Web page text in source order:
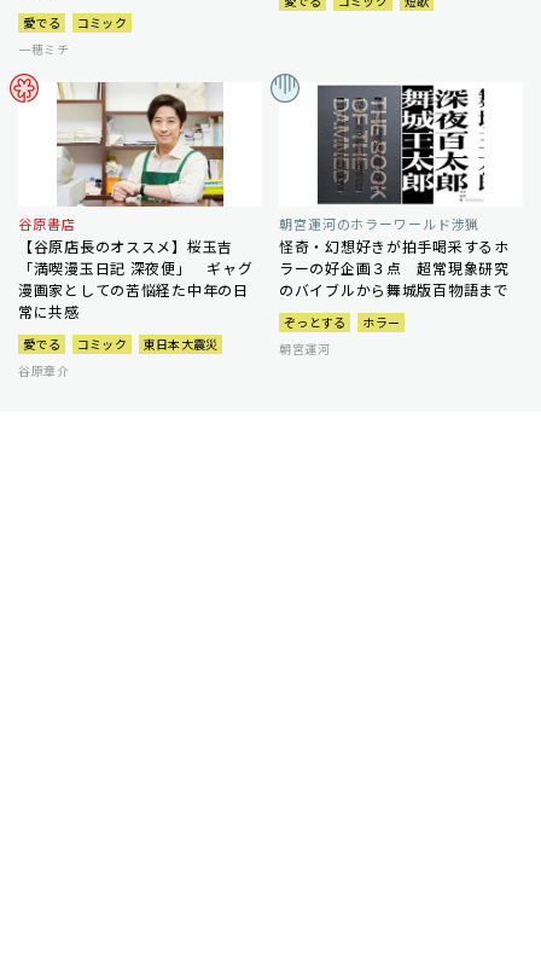
愛でる
コミック
一穂ミチ
谷原書店
【谷原店長のオススメ】桜玉吉
「満喫漫玉日記 深夜便」 ギャグ
漫画家としての苦悩経た中年の日
常に共感
愛でる コミック
東日本大震災
谷原章介
朝宮運河のホラーワールド渉猟
怪奇・幻想好きが拍手喝采するホ
ラーの好企画３点 超常現象研究
のバイブルから舞城版百物語まで
ぞっとする
ホラー
朝宮運河